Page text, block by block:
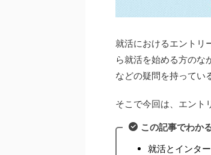
就活におけるエントリ
ら就活を始める方のな
などの疑問を持ってい
そこで今回は、エント
この記事でわか
就活とインタ